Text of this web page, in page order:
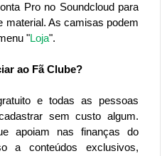
Pro no Soundcloud para
material. As camisas podem
"Loja".
ao Fã Clube?
e todas as pessoas
sem custo algum.
apoiam nas finanças do
a conteúdos exclusivos,